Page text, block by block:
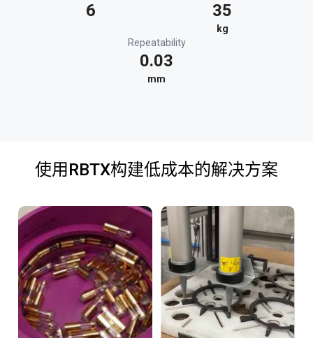
6 35
kg
Repeatability
0.03
mm
使用RBTX构建低成本的解决方案